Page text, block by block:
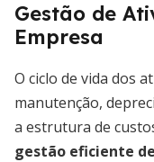
Gestão de
Empresa
O ciclo de vida dos
manutenção,
a estrutura de
gestão eficiente